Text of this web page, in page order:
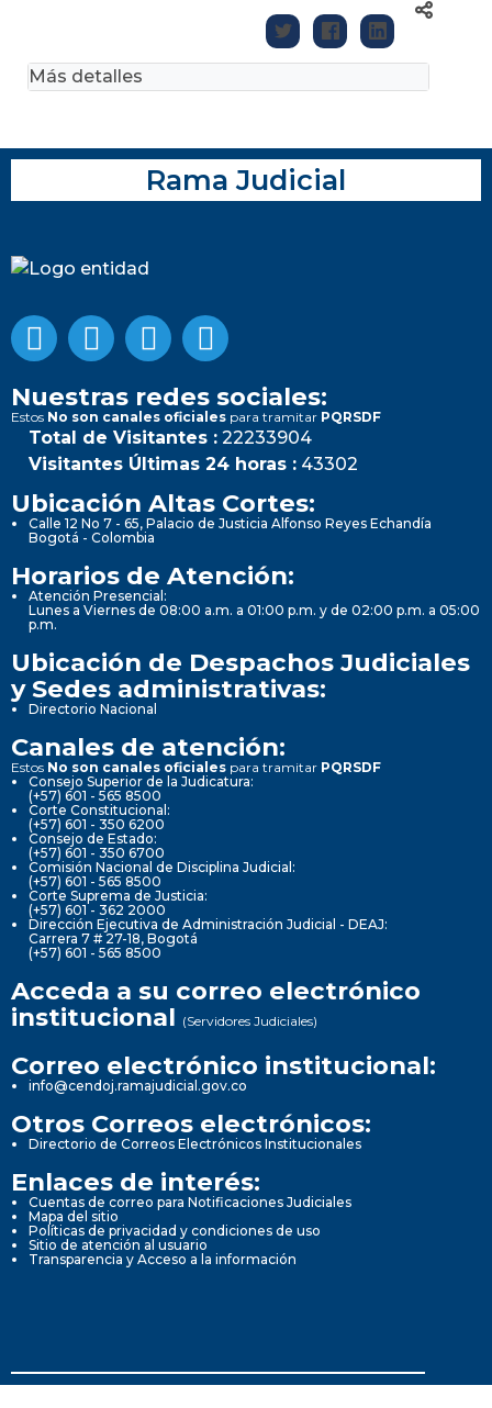
Más detalles
Rama Judicial
Nuestras redes sociales:
Estos No son canales oficiales para tramitar PQRSDF
Total de Visitantes : 22233904
Visitantes Últimas 24 horas : 43302
Ubicación Altas Cortes:
Calle 12 No 7 - 65, Palacio de Justicia Alfonso Reyes Echandía
Bogotá - Colombia
Horarios de Atención:
Atención Presencial:
Lunes a Viernes de 08:00 a.m. a 01:00 p.m. y de 02:00 p.m. a 05:00
p.m.
Ubicación de Despachos Judiciales
y Sedes administrativas:
Directorio Nacional
Canales de atención:
Estos No son canales oficiales para tramitar PQRSDF
Consejo Superior de la Judicatura:
(+57) 601 - 565 8500
Corte Constitucional:
(+57) 601 - 350 6200
Consejo de Estado:
(+57) 601 - 350 6700
Comisión Nacional de Disciplina Judicial:
(+57) 601 - 565 8500
Corte Suprema de Justicia:
(+57) 601 - 362 2000
Dirección Ejecutiva de Administración Judicial - DEAJ:
Carrera 7 # 27-18, Bogotá
(+57) 601 - 565 8500
Acceda a su correo electrónico
institucional (Servidores Judiciales)
Correo electrónico institucional:
info@cendoj.ramajudicial.gov.co
Otros Correos electrónicos:
Directorio de Correos Electrónicos Institucionales
Enlaces de interés:
Cuentas de correo para Notificaciones Judiciales
Mapa del sitio
Políticas de privacidad y condiciones de uso
Sitio de atención al usuario
Transparencia y Acceso a la información